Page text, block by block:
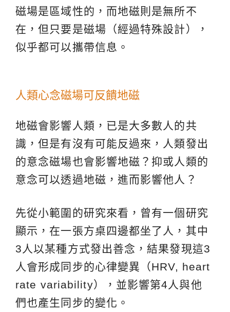
磁場是區域性的，而地磁則是無所不
在，但只要是磁場（經過特殊設計），
似乎都可以攜帶信息。
人類心念磁場可反饋地磁
地磁會影響人類，已是大多數人的共
識，但是有沒有可能反過來，人類發出
的意念磁場也會影響地磁？抑或人類的
意念可以透過地磁，進而影響他人？
先從小範圍的研究來看，曾有一個研究
顯示，在一張方桌四邊都坐了人，其中
3人以某種方式發出善念，結果發現這3
人會形成同步的心律變異（HRV, heart
rate variability），並影響第4人與他
們也產生同步的變化。